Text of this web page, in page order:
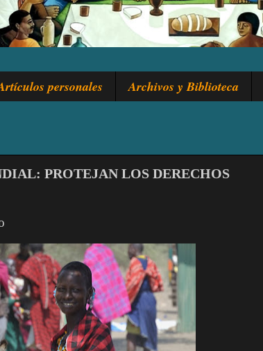
personales Archivos y Biblioteca
PROTEJAN LOS DERECHOS